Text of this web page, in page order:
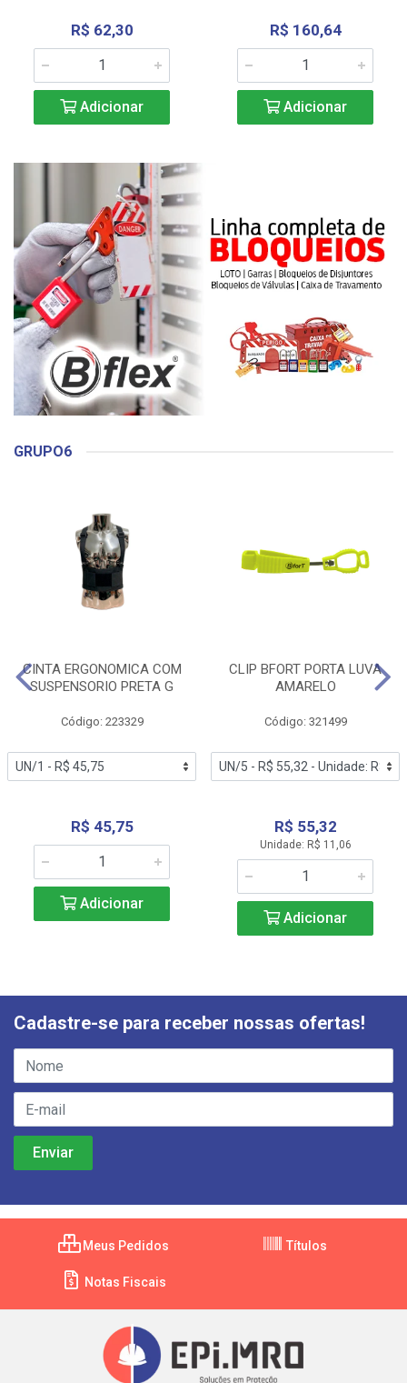
R$ 62,30
Adicionar
R$ 160,64
Adicionar
GRUPO6
CINTA ERGONOMICA COM
SUSPENSORIO PRETA G
Código: 223329
R$ 45,75
Adicionar
CLIP BFORT PORTA LUVA
AMARELO
Código: 321499
R$ 55,32
Unidade: R$ 11,06
Adicionar
Cadastre-se para receber nossas ofertas!
Meus Pedidos Títulos
Notas Fiscais